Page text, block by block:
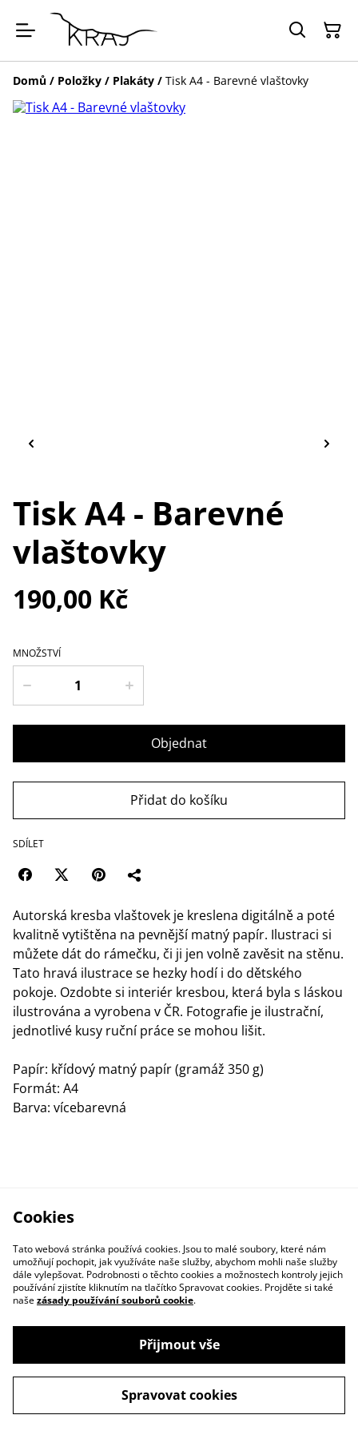
Domů / Položky / Plakáty / Tisk A4 - Barevné vlaštovky
Tisk A4 - Barevné
vlaštovky
190,00 Kč
MNOŽSTVÍ
Objednat
Přidat do košíku
SDÍLET
Autorská kresba vlaštovek je kreslena digitálně a poté
kvalitně vytištěna na pevnější matný papír. Ilustraci si
můžete dát do rámečku, či ji jen volně zavěsit na stěnu.
Tato hravá ilustrace se hezky hodí i do dětského
pokoje. Ozdobte si interiér kresbou, která byla s láskou
ilustrována a vyrobena v ČR. Fotografie je ilustrační,
jednotlivé kusy ruční práce se mohou lišit.
Papír: křídový matný papír (gramáž 350 g)
Formát: A4
Barva: vícebarevná
Ochrana osob. údajů
Cookies
Tato webová stránka používá cookies. Jsou to malé soubory, které nám
umožňují pochopit, jak využíváte naše služby, abychom mohli naše služby
dále vylepšovat. Podrobnosti o těchto cookies a možnostech kontroly jejich
používání zjistíte kliknutím na tlačítko Spravovat cookies. Projděte si také
našezásady používání souborů cookie.
Přijmout vše
Spravovat cookies